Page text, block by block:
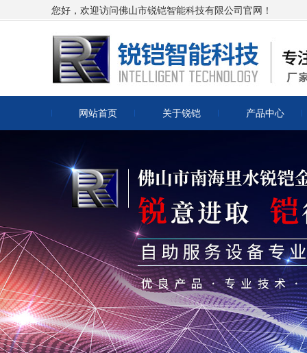
您好，欢迎访问佛山市锐铠智能科技有限公司官网！
网站首页 关于锐铠 产品中心